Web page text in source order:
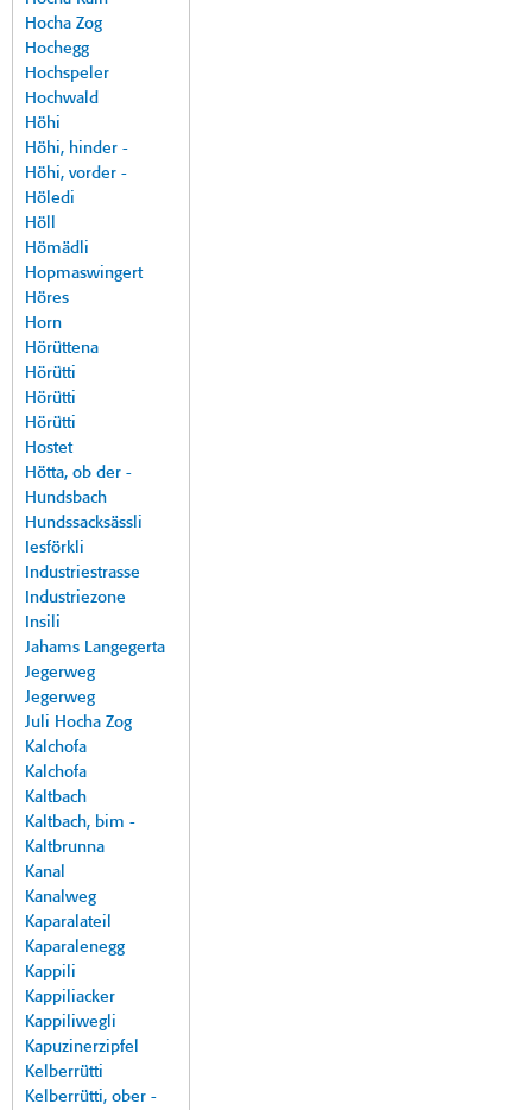
Hocha Zog
Hochegg
Hochspeler
Hochwald
Höhi
Höhi, hinder -
Höhi, vorder -
Höledi
Höll
Hömädli
Hopmaswingert
Höres
Horn
Hörüttena
Hörütti
Hörütti
Hörütti
Hostet
Hötta, ob der -
Hundsbach
Hundssacksässli
Iesförkli
Industriestrasse
Industriezone
Insili
Jahams Langegerta
Jegerweg
Jegerweg
Juli Hocha Zog
Kalchofa
Kalchofa
Kaltbach
Kaltbach, bim -
Kaltbrunna
Kanal
Kanalweg
Kaparalateil
Kaparalenegg
Kappili
Kappiliacker
Kappiliwegli
Kapuzinerzipfel
Kelberrütti
Kelberrütti, ober -